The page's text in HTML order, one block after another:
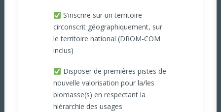
S’inscrire sur un territoire
circonscrit géographiquement, sur
le territoire national (DROM-COM
inclus)
Disposer de premières pistes de
nouvelle valorisation pour la/les
biomasse(s) en respectant la
hiérarchie des usages